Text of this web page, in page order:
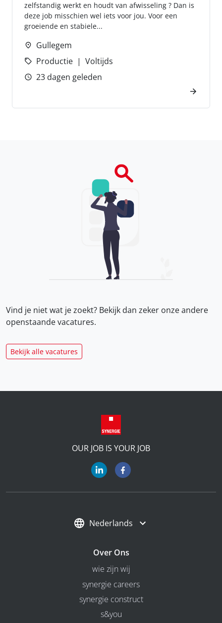
zelfstandig werkt en houdt van afwisseling ? Dan is
deze job misschien wel iets voor jou. Voor een
groeiende en stabiele...
Gullegem
Productie
Voltijds
23 dagen geleden
Vind je niet wat je zoekt? Bekijk dan zeker onzeandere
openstaande vacatures.
Bekijk alle vacatures
OUR JOB IS YOUR JOB
Nederlands
Over Ons
wie zijn wij
synergie careers
synergie construct
s&you